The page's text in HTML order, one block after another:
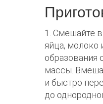
1. Смешайте
яйца, молоко
образования
массы.
и быстро
до